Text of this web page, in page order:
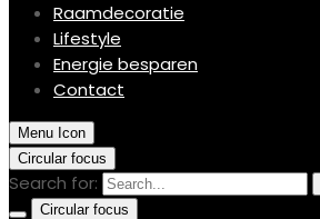
Raamdecoratie
Lifestyle
Energie besparen
Contact
Menu Icon
Circular focus
Search for:
Circular focus